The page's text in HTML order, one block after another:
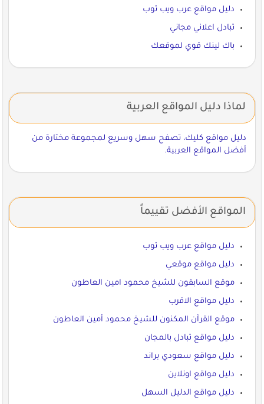
دليل مواقع عرب ويب توب
تبادل اعلاني مجاني
باك لينك قوي لموقعك
لماذا دليل المواقع العربية
دليل مواقع كليك، تصفح سهل وسريع لمجموعة مختارة من
أفضل المواقع العربية.
المواقع الأفضل تقييماً
دليل مواقع عرب ويب توب
دليل مواقع موقعي
موقع السابقون للشيخ محمود امين العاطون
دليل مواقع الاقرب
موقع القرآن المكنون للشيخ محمود أمين العاطون
دليل مواقع تبادل بالمجان
دليل مواقع سعودي براند
دليل مواقع اونلاين
دليل مواقع الدليل السهل